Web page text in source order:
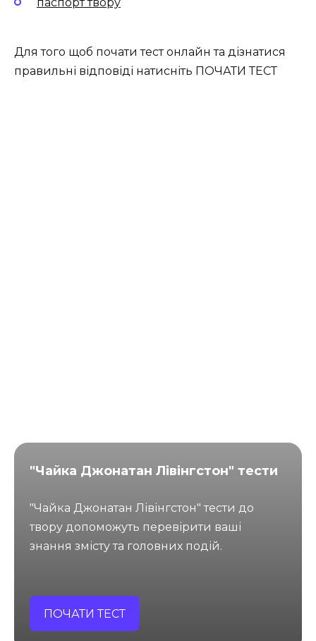
Для того щоб почати тест онлайн та дізнатися
правильні відповіді натисніть ПОЧАТИ ТЕСТ
"Чайка Джонатан Лівінгстон" тести
"Чайка Джонатан Лівінгстон" тести до
твору допоможуть перевірити ваші
знання змісту та головних подій.
ПОЧАТИ ТЕСТ